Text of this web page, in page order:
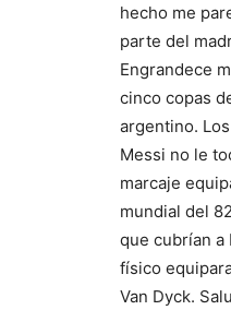
hecho me
parte del
Engrandece
cinco copas
argentino.
Messi no le
marcaje
mundial del
que cubrían a
físico
Van Dyck.